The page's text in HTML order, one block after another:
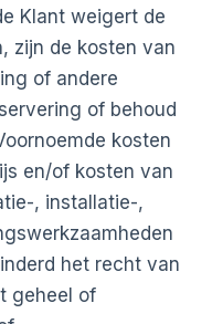
Klant weigert de
zijn de kosten van
of andere
of behoud
kosten
en/of kosten van
, installatie-,
het recht van
geheel of